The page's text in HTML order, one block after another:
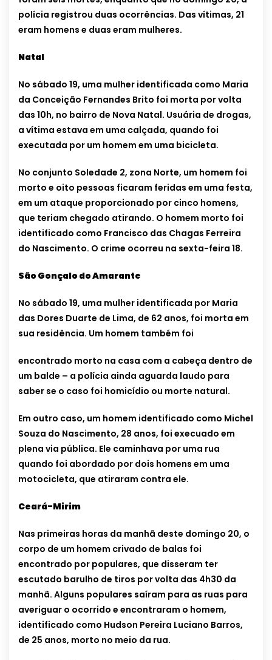
polícia registrou duas ocorrências. Das vítimas, 21
eram homens e duas eram mulheres.
Natal
No sábado 19, uma mulher identificada como Maria
da Conceição Fernandes Brito foi morta por volta
das 10h, no bairro de Nova Natal. Usuária de drogas,
a vítima estava em uma calçada, quando foi
executada por um homem em uma bicicleta.
No conjunto Soledade 2, zona Norte, um homem foi
morto e oito pessoas ficaram feridas em uma festa,
em um ataque proporcionado por cinco homens,
que teriam chegado atirando. O homem morto foi
identificado como Francisco das Chagas Ferreira
do Nascimento. O crime ocorreu na sexta-feira 18.
São Gonçalo do Amarante
No sábado 19, uma mulher identificada por Maria
das Dores Duarte de Lima, de 62 anos, foi morta em
sua residência. Um homem também foi
encontrado morto na casa com a cabeça dentro de
um balde – a polícia ainda aguarda laudo para
saber se o caso foi homicídio ou morte natural.
Em outro caso, um homem identificado como Michel
Souza do Nascimento, 28 anos, foi execuado em
plena via pública. Ele caminhava por uma rua
quando foi abordado por dois homens em uma
motocicleta, que atiraram contra ele.
Ceará-Mirim
Nas primeiras horas da manhã deste domingo 20, o
corpo de um homem crivado de balas foi
encontrado por populares, que disseram ter
escutado barulho de tiros por volta das 4h30 da
manhã. Alguns populares saíram para as ruas para
averiguar o ocorrido e encontraram o homem,
identificado como Hudson Pereira Luciano Barros,
de 25 anos, morto no meio da rua.